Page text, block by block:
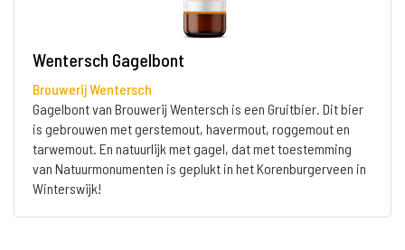
Wentersch Gagelbont
Brouwerij Wentersch
Gagelbont van Brouwerij Wentersch is een Gruitbier. Dit bier
is gebrouwen met gerstemout, havermout, roggemout en
tarwemout. En natuurlijk met gagel, dat met toestemming
van Natuurmonumenten is geplukt in het Korenburgerveen in
Winterswijk!